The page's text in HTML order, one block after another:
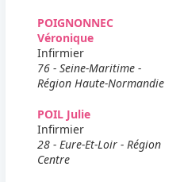
POIGNONNEC
Véronique
Infirmier
76 - Seine-Maritime -
Région Haute-Normandie
POIL Julie
Infirmier
28 - Eure-Et-Loir - Région
Centre